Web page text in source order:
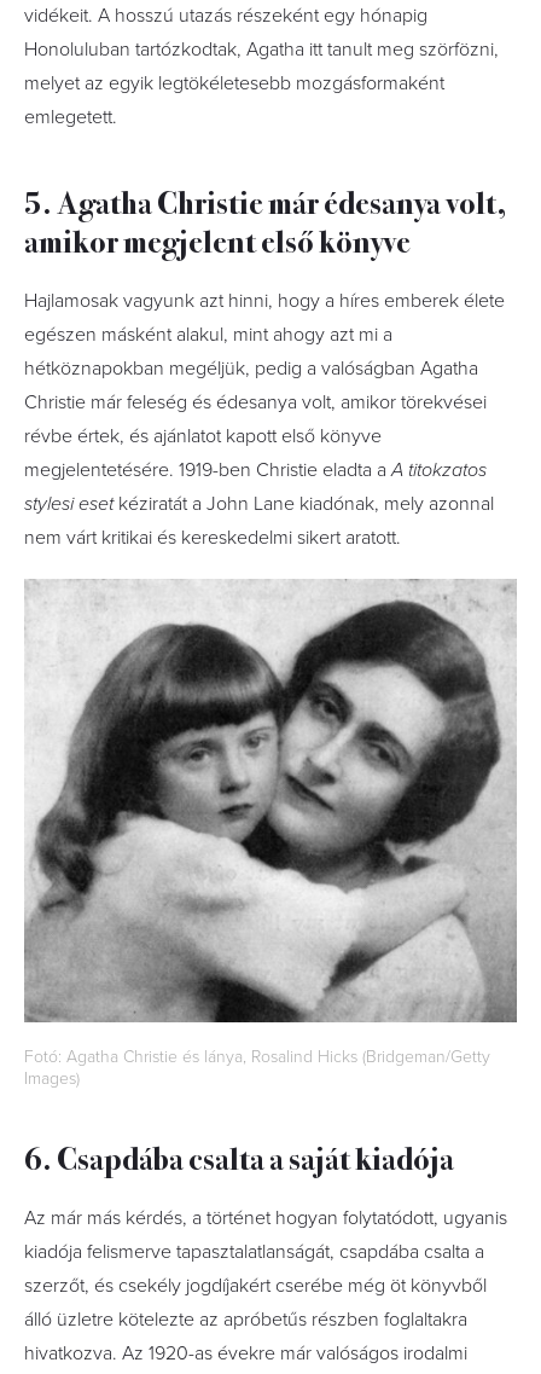
vidékeit. A hosszú utazás részeként egy hónapig
Honoluluban tartózkodtak, Agatha itt tanult meg szörfözni,
melyet az egyik legtökéletesebb mozgásformaként
emlegetett.
5. Agatha Christie már édesanya volt,
amikor megjelent első könyve
Hajlamosak vagyunk azt hinni, hogy a híres emberek élete
egészen másként alakul, mint ahogy azt mi a
hétköznapokban megéljük, pedig a valóságban Agatha
Christie már feleség és édesanya volt, amikor törekvései
révbe értek, és ajánlatot kapott első könyve
megjelentetésére. 1919-ben Christie eladta aA titokzatos
stylesi eset kéziratát a John Lane kiadónak, mely azonnal
nem várt kritikai és kereskedelmi sikert aratott.
Fotó: Agatha Christie és lánya, Rosalind Hicks (Bridgeman/Getty
Images)
6. Csapdába csalta a saját kiadója
Az már más kérdés, a történet hogyan folytatódott, ugyanis
kiadója felismerve tapasztalatlanságát, csapdába csalta a
szerzőt, és csekély jogdíjakért cserébe még öt könyvből
álló üzletre kötelezte az apróbetűs részben foglaltakra
hivatkozva. Az 1920-as évekre már valóságos irodalmi